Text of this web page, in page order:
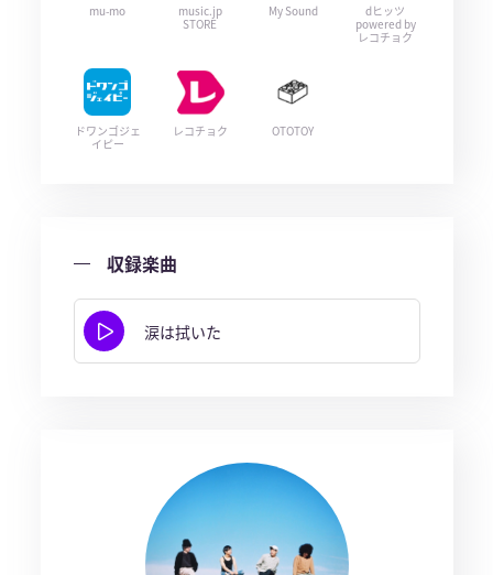
mu-mo
music.jp
STORE
My Sound
dヒッツ
powered by
レコチョク
ドワンゴジェ
イピー
レコチョク OTOTOY
収録楽曲
涙は拭いた